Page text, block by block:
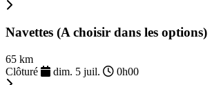
Navettes (A choisir dans les options)
65 km
Clôturé
dim. 5 juil. 0h00